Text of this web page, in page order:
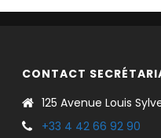
CONTACT
125 Avenue Louis
+33 4 42 66 92 90